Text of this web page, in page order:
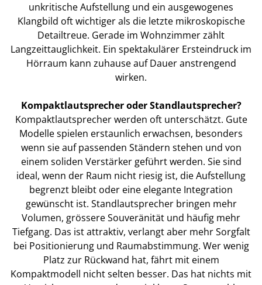
unkritische Aufstellung und ein ausgewogenes
Klangbild oft wichtiger als die letzte mikroskopische
Detailtreue. Gerade im Wohnzimmer zählt
Langzeittauglichkeit. Ein spektakulärer Ersteindruck im
Hörraum kann zuhause auf Dauer anstrengend
wirken.
Kompaktlautsprecher oder Standlautsprecher?
Kompaktlautsprecher werden oft unterschätzt. Gute
Modelle spielen erstaunlich erwachsen, besonders
wenn sie auf passenden Ständern stehen und von
einem soliden Verstärker geführt werden. Sie sind
ideal, wenn der Raum nicht riesig ist, die Aufstellung
begrenzt bleibt oder eine elegante Integration
gewünscht ist. Standlautsprecher bringen mehr
Volumen, grössere Souveränität und häufig mehr
Tiefgang. Das ist attraktiv, verlangt aber mehr Sorgfalt
bei Positionierung und Raumabstimmung. Wer wenig
Platz zur Rückwand hat, fährt mit einem
Kompaktmodell nicht selten besser. Das hat nichts mit